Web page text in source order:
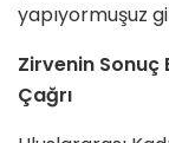
yapıyormuşuz
Zirvenin Sonuç
Çağrı